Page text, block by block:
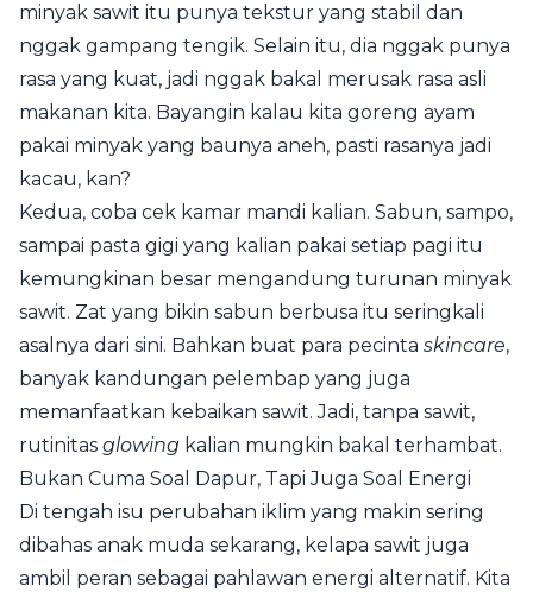
minyak sawit itu punya tekstur yang stabil dan
nggak gampang tengik. Selain itu, dia nggak punya
rasa yang kuat, jadi nggak bakal merusak rasa asli
makanan kita. Bayangin kalau kita goreng ayam
pakai minyak yang baunya aneh, pasti rasanya jadi
kacau, kan?
Kedua, coba cek kamar mandi kalian. Sabun, sampo,
sampai pasta gigi yang kalian pakai setiap pagi itu
kemungkinan besar mengandung turunan minyak
sawit. Zat yang bikin sabun berbusa itu seringkali
asalnya dari sini. Bahkan buat para pecinta skincare,
banyak kandungan pelembap yang juga
memanfaatkan kebaikan sawit. Jadi, tanpa sawit,
rutinitas glowing kalian mungkin bakal terhambat.
Bukan Cuma Soal Dapur, Tapi Juga Soal Energi
Di tengah isu perubahan iklim yang makin sering
dibahas anak muda sekarang, kelapa sawit juga
ambil peran sebagai pahlawan energi alternatif. Kita